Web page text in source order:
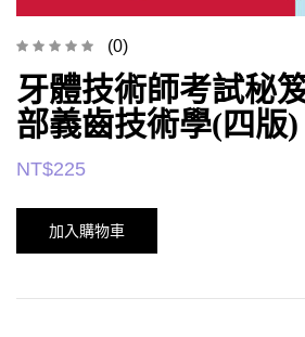
(0)
牙體技術師考試秘
部義齒技術學(四版)
NT$225
加入購物車